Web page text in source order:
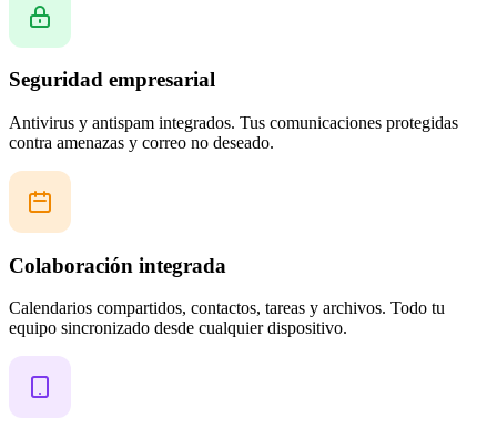
Seguridad empresarial
Antivirus y antispam integrados. Tus comunicaciones protegidas
contra amenazas y correo no deseado.
Colaboración integrada
Calendarios compartidos, contactos, tareas y archivos. Todo tu
equipo sincronizado desde cualquier dispositivo.